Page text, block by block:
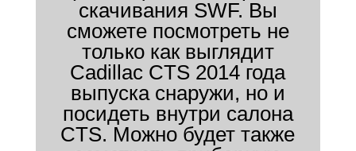
скачивания SWF. Вы
сможете посмотреть не
только как выглядит
Cadillac CTS 2014 года
выпуска снаружи, но и
посидеть внутри салона
CTS. Можно будет также